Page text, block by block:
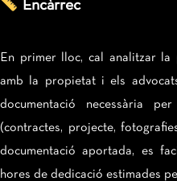
Encàrrec
En primer lloc, cal analitzar la
amb la propietat i els
documentació necessària
(contractes, projecte,
documentació aportada, es
hores de dedicació estimades